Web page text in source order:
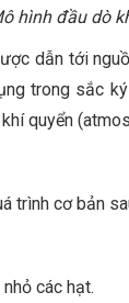
hình đầu dò
dẫn tới
trong sắc
quyển
trình cơ bản
các hạt.